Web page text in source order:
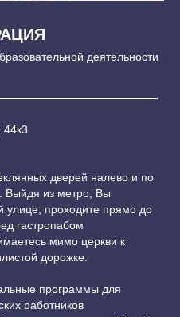
деятельности
дверей налево и по
Выйдя из метро, Вы
улице, проходите прямо до
гастропабом
мимо церкви к
дорожке.
программы для
работников